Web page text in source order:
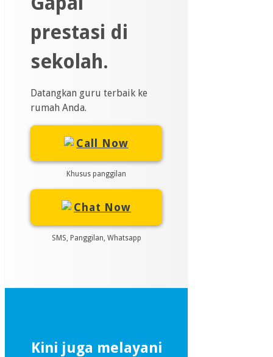
prestasi di
sekolah.
Datangkan guru terbaik ke
rumah Anda.
Call Now
Khusus panggilan
Chat Now
SMS, Panggilan, Whatsapp
Kini juga melayani